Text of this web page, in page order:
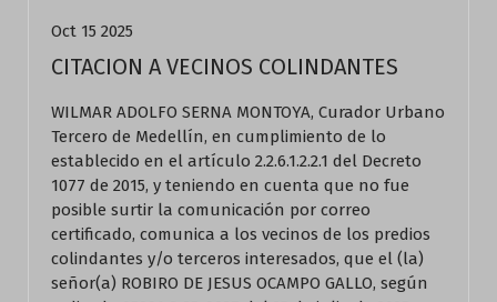
Oct 15 2025
CITACION A VECINOS COLINDANTES
WILMAR ADOLFO SERNA MONTOYA, Curador Urbano
Tercero de Medellín, en cumplimiento de lo
establecido en el artículo 2.2.6.1.2.2.1 del Decreto
1077 de 2015, y teniendo en cuenta que no fue
posible surtir la comunicación por correo
certificado, comunica a los vecinos de los predios
colindantes y/o terceros interesados, que el (la)
señor(a) ROBIRO DE JESUS OCAMPO GALLO, según